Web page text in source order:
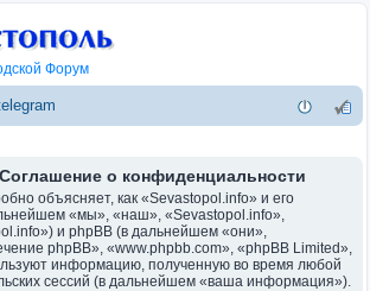
Форум
о конфиденциальности
объясняет, как «Sevastopol.info» и его
«мы», «наш», «Sevastopol.info»,
и phpBB (в дальнейшем «они»,
phpBB», «www.phpbb.com», «phpBB Limited»,
информацию, полученную во время любой
сессий (в дальнейшем «ваша информация»).